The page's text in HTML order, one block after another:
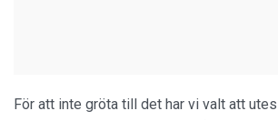
För att inte gröta till det har vi valt att